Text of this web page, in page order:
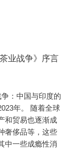
业战争》序言
：中国与印度的
年。 随着全球
和贸易也逐渐成
奢侈品等，这些
中一些成瘾性消